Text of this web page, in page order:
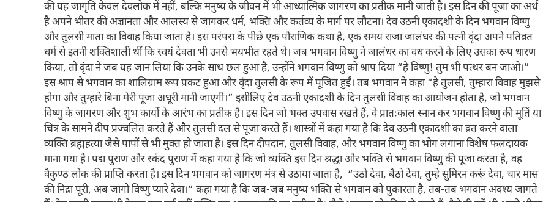
की यह जागृति केवल देवलोक में नहीं, बल्कि मनुष्य के जीवन में भी आध्यात्मिक जागरण का प्रतीक मानी जाती है। इस दिन की पूजा का अर्थ
है अपने भीतर की अज्ञानता और आलस्य से जागकर धर्म, भक्ति और कर्तव्य के मार्ग पर लौटना। देव उठनी एकादशी के दिन भगवान विष्णु
और तुलसी माता का विवाह किया जाता है। इस परंपरा के पीछे एक पौराणिक कथा है, एक समय राजा जालंधर की पत्नी वृंदा अपने पतिव्रत
धर्म से इतनी शक्तिशाली थीं कि स्वयं देवता भी उनसे भयभीत रहते थे। जब भगवान विष्णु ने जालंधर का वध करने के लिए उसका रूप धारण
किया, तो वृंदा ने जब यह जान लिया कि उनके साथ छल हुआ है, उन्होंने भगवान विष्णु को श्राप दिया “हे विष्णु! तुम भी पत्थर बन जाओ।”
इस श्राप से भगवान का शालिग्राम रूप प्रकट हुआ और वृंदा तुलसी के रूप में पूजित हुईं। तब भगवान ने कहा “हे तुलसी, तुम्हारा विवाह मुझसे
होगा और तुम्हारे बिना मेरी पूजा अधूरी मानी जाएगी।” इसीलिए देव उठनी एकादशी के दिन तुलसी विवाह का आयोजन होता है, जो भगवान
विष्णु के जागरण और शुभ कार्यों के आरंभ का प्रतीक है। इस दिन जो भक्त उपवास रखते हैं, वे प्रातःकाल स्नान कर भगवान विष्णु की मूर्ति या
चित्र के सामने दीप प्रज्वलित करते हैं और तुलसी दल से पूजा करते हैं। शास्त्रों में कहा गया है कि देव उठनी एकादशी का व्रत करने वाला
व्यक्ति ब्रह्महत्या जैसे पापों से भी मुक्त हो जाता है। इस दिन दीपदान, तुलसी विवाह, और भगवान विष्णु का भोग लगाना विशेष फलदायक
माना गया है। पद्म पुराण और स्कंद पुराण में कहा गया है कि जो व्यक्ति इस दिन श्रद्धा और भक्ति से भगवान विष्णु की पूजा करता है, वह
वैकुण्ठ लोक की प्राप्ति करता है। इस दिन भगवान को जागरण मंत्र से उठाया जाता है, “उठो देवा, बैठो देवा, तुम्हे सुमिरन करूं देवा, चार मास
की निद्रा पूरी, अब जागो विष्णु प्यारे देवा।” कहा गया है कि जब-जब मनुष्य भक्ति से भगवान को पुकारता है, तब-तब भगवान अवश्य जागते